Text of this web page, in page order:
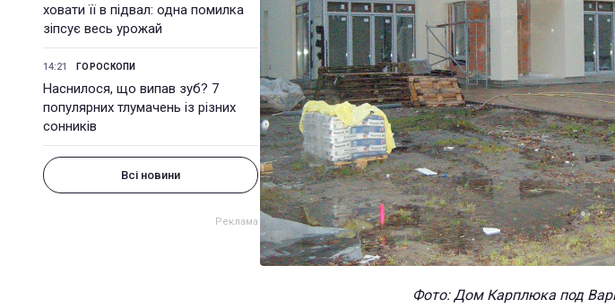
ховати її в підвал: одна помилка
зіпсує весь урожай
14:21 ГОРОСКОПИ
Наснилося, що випав зуб? 7
популярних тлумачень із різних
сонників
Всі новини
Фото: Дом Карплюка под